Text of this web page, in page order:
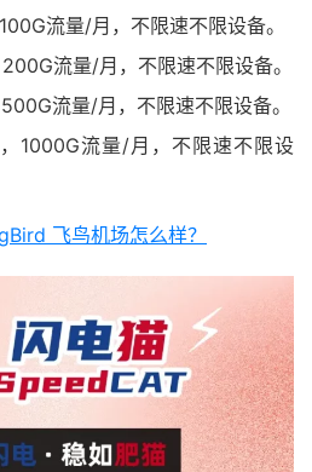
流量/月，不限速不限设备。
流量/月，不限速不限设备。
流量/月，不限速不限设备。
1000G流量/月，不限速不限设
飞鸟机场怎么样？